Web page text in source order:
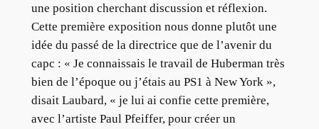
une position cherchant discussion et réflexion.
Cette première exposition nous donne plutôt une
idée du passé de la directrice que de l’avenir du
capc : « Je connaissais le travail de Huberman très
bien de l’époque ou j’étais au PS1 à New York »,
disait Laubard, « je lui ai confie cette première,
avec l’artiste Paul Pfeiffer, pour créer un